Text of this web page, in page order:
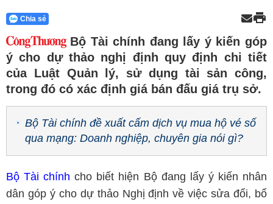
Chia sẻ
Bộ Tài chính đang lấy ý kiến góp
ý cho dự thảo nghị định quy định chi tiết
của Luật Quản lý, sử dụng tài sản công,
trong đó có xác định giá bán đấu giá trụ sở.
Bộ Tài chính đề xuất cấm dịch vụ mua hộ vé số
qua mạng: Doanh nghiệp, chuyên gia nói gì?
Bộ Tài chính cho biết hiện Bộ đang lấy ý kiến nhân
dân góp ý cho dự thảo Nghị định về việc sửa đổi, bổ